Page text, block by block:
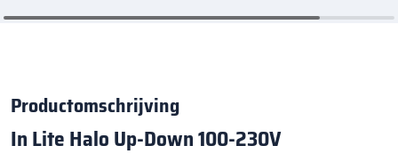
Productomschrijving
InLiteHaloUp-Down100-230V